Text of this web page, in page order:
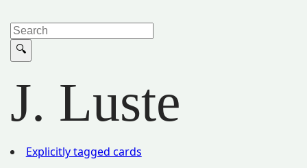
J. Luste
Explicitly tagged cards